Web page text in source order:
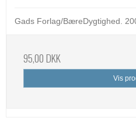
Gads Forlag/BæreDygtighed.
95,00 DKK
Vis